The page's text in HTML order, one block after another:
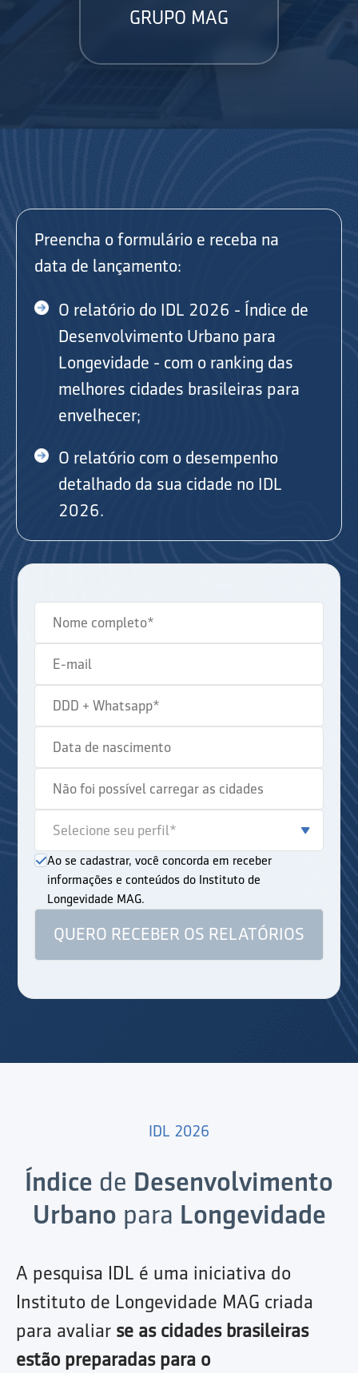
GRUPO MAG
Preencha o formulário e receba na
data de lançamento:
O relatório do IDL 2026 - Índice de
Desenvolvimento Urbano para
Longevidade - com o ranking das
melhores cidades brasileiras para
envelhecer;
O relatório com o desempenho
detalhado da sua cidade no IDL
2026.
Ao se cadastrar, você concorda em receber
informações e conteúdos do Instituto de
Longevidade MAG.
IDL 2026
Índice de Desenvolvimento
Urbano para Longevidade
A pesquisa IDL é uma iniciativa do
Instituto de Longevidade MAG criada
para avaliar se as cidades brasileiras
estão preparadas para o